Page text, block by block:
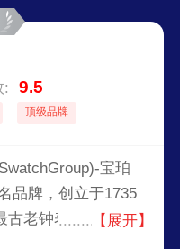
: 9.5
顶级品牌
宝珀
品牌，创立于1735
古老钟表品牌，世界
【展开】